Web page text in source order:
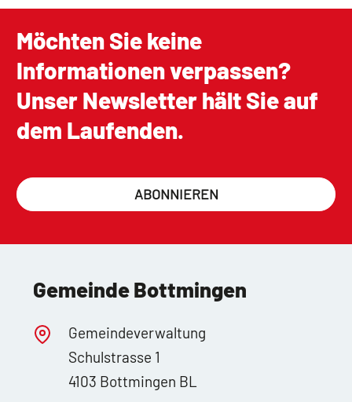
Möchten Sie keine
Informationen verpassen?
Unser Newsletter hält Sie auf
dem Laufenden.
ABONNIEREN
Gemeinde Bottmingen
Gemeindeverwaltung
Schulstrasse 1
4103 Bottmingen BL